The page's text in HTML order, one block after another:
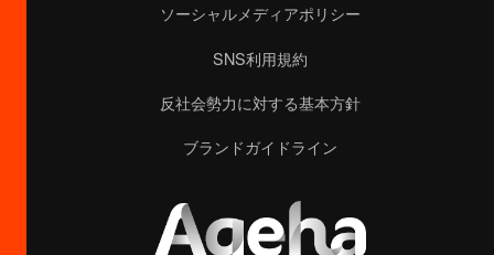
ソーシャルメディアポリシー
SNS利用規約
反社会勢力に対する基本方針
ブランドガイドライン